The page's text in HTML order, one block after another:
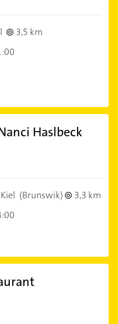
3,5 km
Haslbeck
(Brunswik)
3,3 km